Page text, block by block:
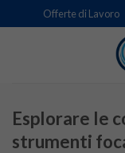
to
Offerte di Lavoro
Esplorare le
strumenti